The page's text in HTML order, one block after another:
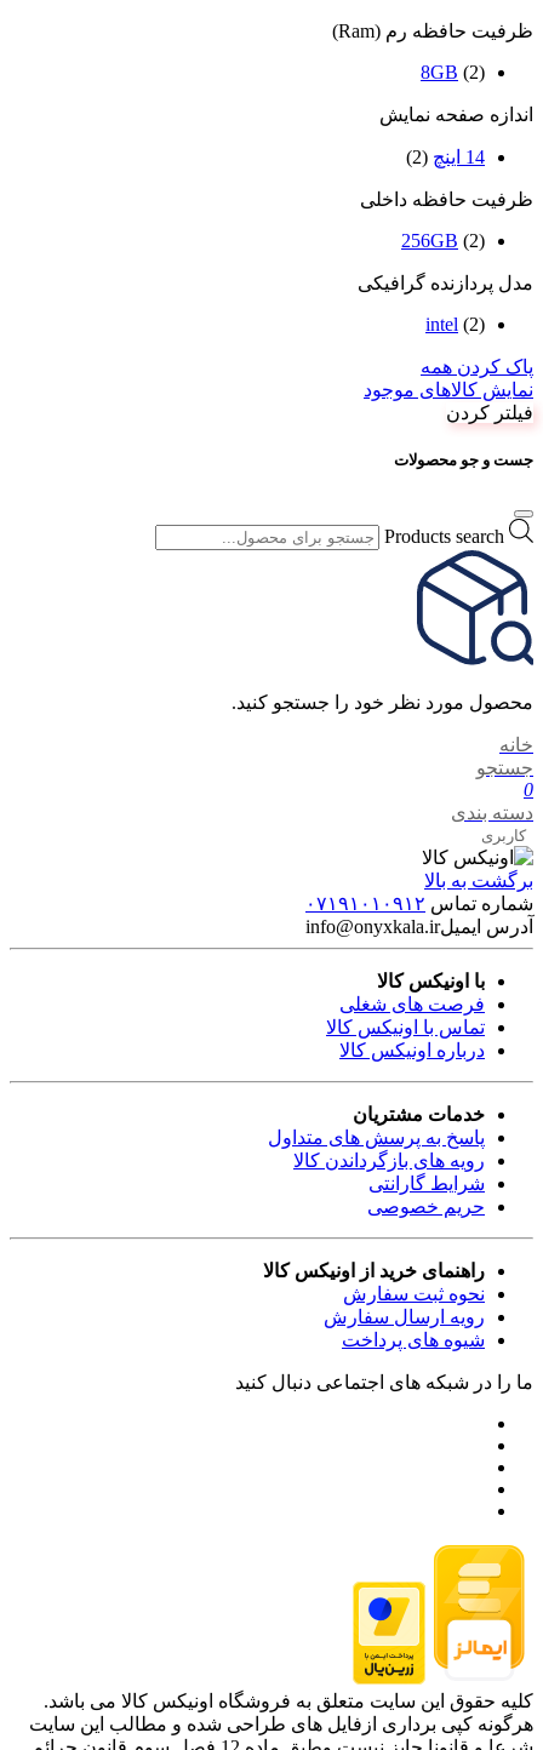
ظرفیت حافظه رم (Ram)
8GB (2)
اندازه صفحه نمایش
14 اینچ (2)
ظرفیت حافظه داخلی
256GB (2)
مدل پردازنده گرافیکی
intel (2)
پاک کردن همه
نمایش کالاهای موجود
فیلتر کردن
جست و جو محصولات
Products search
محصول مورد نظر خود را جستجو کنید.
خانه
جستجو
0
دسته بندی
کاربری
برگشت به بالا
شماره تماس ۰۷۱۹۱۰۱۰۹۱۲
آدرس ایمیلinfo@onyxkala.ir
با اونیکس کالا
فرصت های شغلی
تماس با اونیکس کالا
درباره اونیکس کالا
خدمات مشتریان
پاسخ به پرسش های متداول
رویه های بازگرداندن کالا
شرایط گارانتی
حریم خصوصی
راهنمای خرید از اونیکس کالا
نحوه ثبت سفارش
رویه ارسال سفارش
شیوه های پرداخت
ما را در شبکه های اجتماعی دنبال کنید
کلیه حقوق این سایت متعلق به فروشگاه اونیکس کالا می باشد.
هرگونه کپی برداری ازفایل های طراحی شده و مطالب این سایت